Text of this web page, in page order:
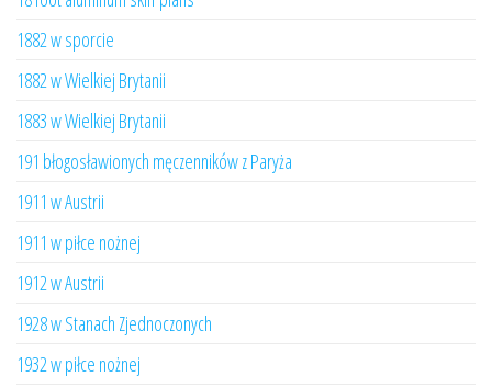
1882 w sporcie
1882 w Wielkiej Brytanii
1883 w Wielkiej Brytanii
191 błogosławionych męczenników z Paryża
1911 w Austrii
1911 w piłce nożnej
1912 w Austrii
1928 w Stanach Zjednoczonych
1932 w piłce nożnej